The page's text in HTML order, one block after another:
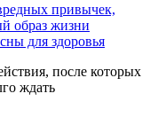
привычек,
образ жизни
для здоровья
после которых
ждать